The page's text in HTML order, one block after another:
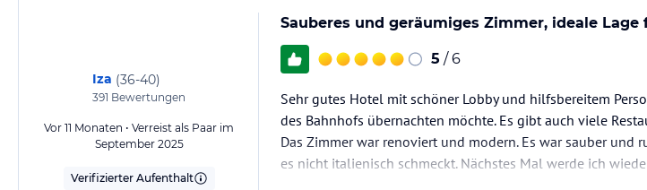
Iza (36-40)
391 Bewertungen
Vor 11 Monaten • Verreist als Paar im
September 2025
Verifizierter Aufenthalt
Sauberes und geräumiges Zimmer, ideale Lage
5 / 6
Sehr gutes Hotel mit schöner Lobby und hilfsbereitem
des Bahnhofs übernachten möchte. Es gibt auch viele
Das Zimmer war renoviert und modern. Es war sauber und
es nicht italienisch schmeckt. Nächstes Mal werde ich